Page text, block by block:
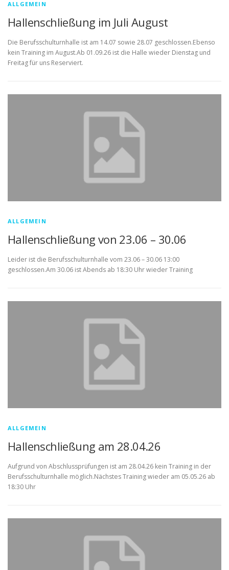
ALLGEMEIN
Hallenschließung im Juli August
Die Berufsschulturnhalle ist am 14.07 sowie 28.07 geschlossen.Ebenso
kein Training im August.Ab 01.09.26 ist die Halle wieder Dienstag und
Freitag für uns Reserviert.
ALLGEMEIN
Hallenschließung von 23.06 – 30.06
Leider ist die Berufsschulturnhalle vom 23.06 – 30.06 13:00
geschlossen.Am 30.06 ist Abends ab 18:30 Uhr wieder Training
ALLGEMEIN
Hallenschließung am 28.04.26
Aufgrund von Abschlussprüfungen ist am 28.04.26 kein Training in der
Berufsschulturnhalle möglich.Nächstes Training wieder am 05.05.26 ab
18:30 Uhr